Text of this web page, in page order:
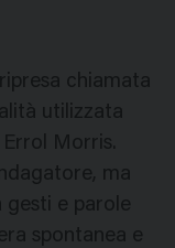
chiamata
utilizzata
Morris.
ma
e parole
spontanea e